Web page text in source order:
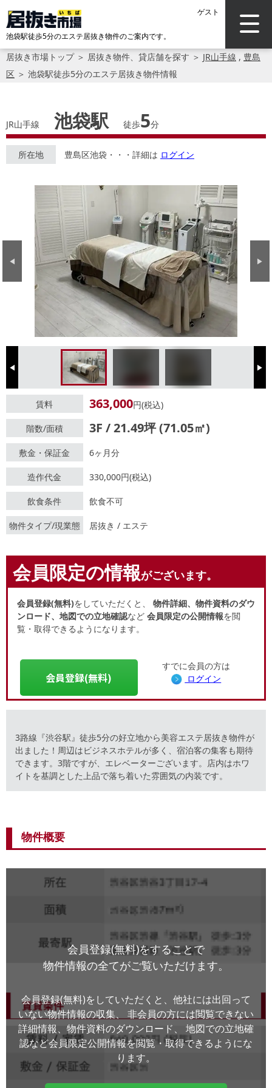
ゲスト
池袋駅徒歩5分のエステ居抜き物件のご案内です。
居抜き市場トップ＞ 居抜き物件、貸店舗を探す ＞ JR山手線 , 豊島
区 ＞ 池袋駅徒歩5分のエステ居抜き物件情報
JR山手線 池袋駅 徒歩5分
所在地 豊島区池袋・・・詳細は ログイン
Previous Next
Previous Next
賃料 363,000円(税込)
階数/面積 3F / 21.49坪 (71.05㎡)
敷金・保証金 6ヶ月分
造作代金 330,000円(税込)
飲食条件 飲食不可
物件タイプ/現業態 居抜き / エステ
会員限定の情報がございます。
会員登録(無料)をしていただくと、 物件詳細、物件資料のダウ
ンロード、地図での立地確認など 会員限定の公開情報を閲
覧・取得できるようになります。
会員登録(無料)
すでに会員の方は
ログイン
3路線『渋谷駅』徒歩5分の好立地から美容エステ居抜き物件が
出ました！周辺はビジネスホテルが多く、宿泊客の集客も期待
できます。3階ですが、エレベーターございます。店内はホワ
イトを基調とした上品で落ち着いた雰囲気の内装です。
物件概要
会員登録(無料)をすることで
物件情報の全てがご覧いただけます。
会員登録(無料)をしていただくと、他社には出回って
いない物件情報の収集、
非会員の方には閲覧できない
詳細情報、物件資料のダウンロード、
地図での立地確
認など会員限定公開情報を閲覧・取得できるようにな
ります。